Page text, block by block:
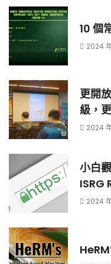
10 個
2024
更開
級，
2024
小白
ISRG
2024